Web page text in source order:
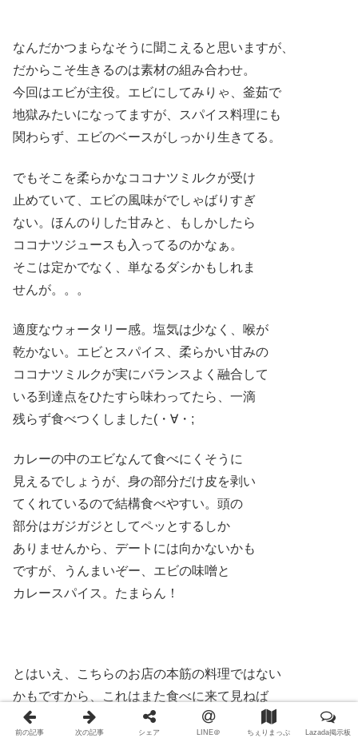
なんだかつまらなそうに聞こえると思いますが、
だからこそ生きるのは素材の組み合わせ。
今回はエビが主役。エビにしてみりゃ、釜茹で
地獄みたいになってますが、スパイス料理にも
関わらず、エビのベースがしっかり生きてる。
でもそこを柔らかなココナツミルクが受け
止めていて、エビの風味がでしゃばりすぎ
ない。ほんのりした甘みと、もしかしたら
ココナツジュースも入ってるのかなぁ。
そこは定かでなく、単なるダシかもしれま
せんが。。。
適度なウォータリー感。塩気は少なく、喉が
乾かない。エビとスパイス、柔らかい甘みの
ココナツミルクが実にバランスよく融合して
いる到達点をひたすら味わってたら、一滴
残らず食べつくしました(・∀・;
カレーの中のエビなんて食べにくそうに
見えるでしょうが、身の部分だけ皮を剥い
てくれているので結構食べやすい。頭の
部分はガジガジとしてペッとするしか
ありませんから、デートには向かないかも
ですが、うんまいぞー、エビの味噌と
カレースパイス。たまらん！
とはいえ、こちらのお店の本筋の料理ではない
かもですから、これはまた食べに来て見ねば
なりません。
前の記事 次の記事 シェア LINE＠ ちぇりまっぷ Lazada掲示板